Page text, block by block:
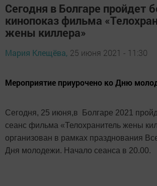
Сегодня в Болгаре пройдет
кинопоказ фильма
жены киллера»
Мария Клещёва, 25 июня 2021 - 11:30
Мероприятие приурочено ко Дню
Сегодня, 25 июня,в Болгаре 2021
сеанс фильма «Телохранитель жены
организован в рамках празднования
Дня молодежи. Начало сеанса в 20.00.